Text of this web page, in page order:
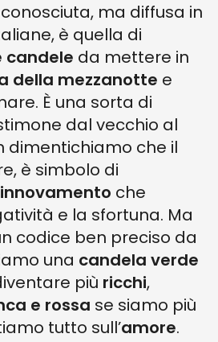
ma diffusa in
è quella di
candele da mettere in
della mezzanotte e
È una sorta di
dal vecchio al
dimentichiamo che il
è simbolo di
che
e la sfortuna. Ma
codice ben preciso da
una candela verde
più ricchi,
e rossa se siamo più
tutto sull’amore.